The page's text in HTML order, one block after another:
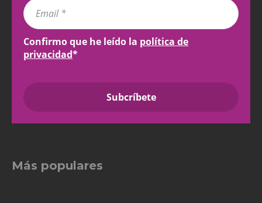
Confirmo que he leído la política de
privacidad*
Más populares